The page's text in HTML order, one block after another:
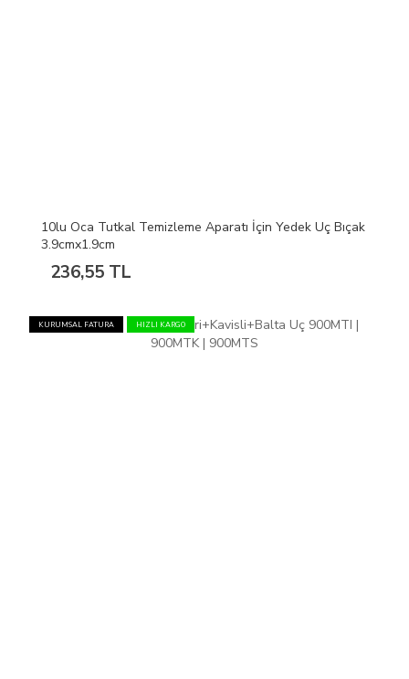
10lu Oca Tutkal Temizleme Aparatı İçin Yedek Uç Bıçak
3.9cmx1.9cm
236,55 TL
KURUMSAL FATURA HIZLI KARGO